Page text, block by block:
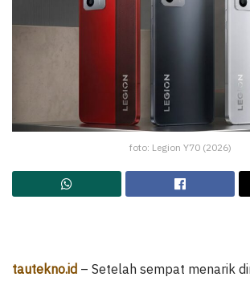
foto: Legion Y70 (2026)
tautekno.id – Setelah sempat menarik